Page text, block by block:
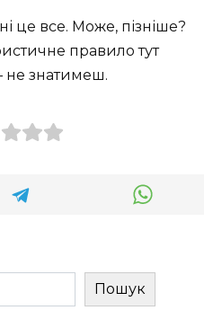
це все. Може, пізніше?
правило тут
не знатимеш.
Пошук